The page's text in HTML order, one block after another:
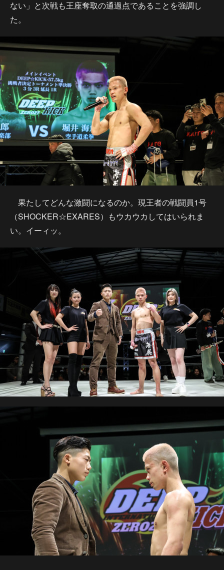
ない」と次戦も王座奪取の通過点であることを強調し
た。
果たしてどんな激闘になるのか。現王者の戦闘員1号
（SHOCKER☆EXARES）もウカウカしてはいられま
い。イーィッ。